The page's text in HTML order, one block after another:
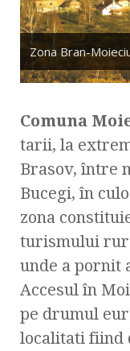
Zona Bran-
Comuna
tarii, la
Brasov, între
Bucegi, în
zona
turismului
unde a pornit
Accesul în
pe drumul
localitati fiind